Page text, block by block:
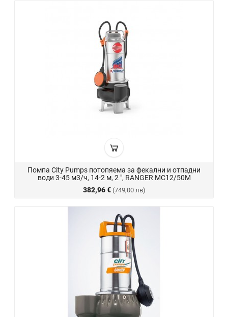
Помпа City Pumps потопяема за фекални и отпадни
води 3-45 м3/ч, 14-2 м, 2 ", RANGER MC12/50M
382,96 € (749,00 лв)